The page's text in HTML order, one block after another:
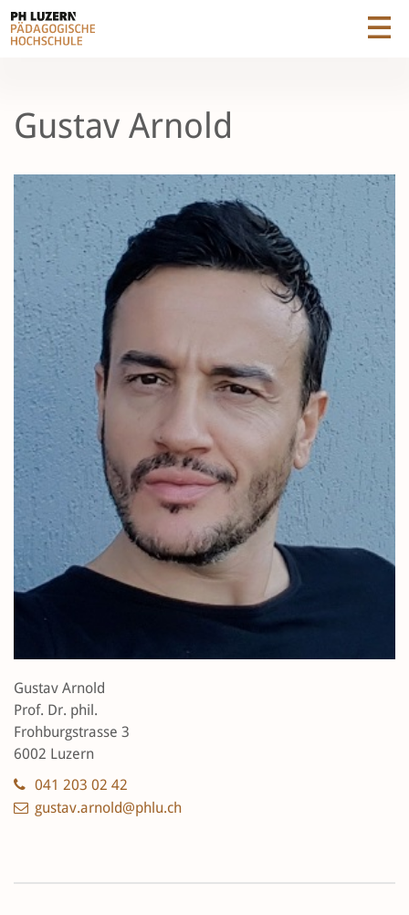
Gustav Arnold
Gustav Arnold
Prof. Dr. phil.
Frohburgstrasse 3
6002 Luzern
041 203 02 42
gustav.arnold@phlu.ch